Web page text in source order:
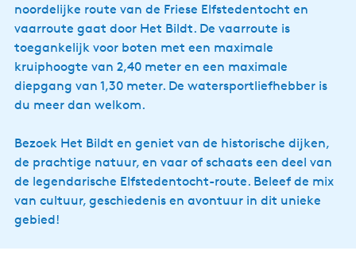
noordelijke route van de Friese Elfstedentocht en
vaarroute gaat door Het Bildt. De vaarroute is
toegankelijk voor boten met een maximale
kruiphoogte van 2,40 meter en een maximale
diepgang van 1,30 meter. De watersportliefhebber is
du meer dan welkom.
Bezoek Het Bildt en geniet van de historische dijken,
de prachtige natuur, en vaar of schaats een deel van
de legendarische Elfstedentocht-route. Beleef de mix
van cultuur, geschiedenis en avontuur in dit unieke
gebied!